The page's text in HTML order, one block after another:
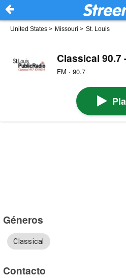
United States > Missouri > St. Louis
Classical 90.7
FM · 90.7
Géneros
Classical
Contacto